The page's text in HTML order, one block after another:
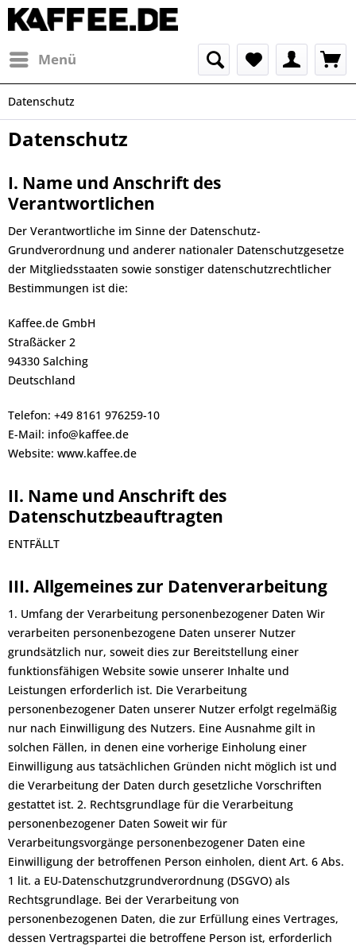
Menü
Datenschutz
Datenschutz
I. Name und Anschrift des
Verantwortlichen
Der Verantwortliche im Sinne der Datenschutz-
Grundverordnung und anderer nationaler Datenschutzgesetze
der Mitgliedsstaaten sowie sonstiger datenschutzrechtlicher
Bestimmungen ist die:
Kaffee.de GmbH
Straßäcker 2
94330 Salching
Deutschland
Telefon: +49 8161 976259-10
E-Mail: info@kaffee.de
Website: www.kaffee.de
II. Name und Anschrift des
Datenschutzbeauftragten
ENTFÄLLT
III. Allgemeines zur Datenverarbeitung
1. Umfang der Verarbeitung personenbezogener Daten Wir
verarbeiten personenbezogene Daten unserer Nutzer
grundsätzlich nur, soweit dies zur Bereitstellung einer
funktionsfähigen Website sowie unserer Inhalte und
Leistungen erforderlich ist. Die Verarbeitung
personenbezogener Daten unserer Nutzer erfolgt regelmäßig
nur nach Einwilligung des Nutzers. Eine Ausnahme gilt in
solchen Fällen, in denen eine vorherige Einholung einer
Einwilligung aus tatsächlichen Gründen nicht möglich ist und
die Verarbeitung der Daten durch gesetzliche Vorschriften
gestattet ist. 2. Rechtsgrundlage für die Verarbeitung
personenbezogener Daten Soweit wir für
Verarbeitungsvorgänge personenbezogener Daten eine
Einwilligung der betroffenen Person einholen, dient Art. 6 Abs.
1 lit. a EU-Datenschutzgrundverordnung (DSGVO) als
Rechtsgrundlage. Bei der Verarbeitung von
personenbezogenen Daten, die zur Erfüllung eines Vertrages,
dessen Vertragspartei die betroffene Person ist, erforderlich